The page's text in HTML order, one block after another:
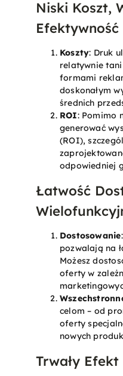
Niski Koszt,
Efektywność
Koszty: Druk
relatywnie
formami
doskonałym
średnich
ROI: Pomimo
generować
(ROI),
odpowiedniej
Łatwość
Dostosowanie
pozwalają na
Możesz
oferty w
celom – od
oferty
nowych
Trwały